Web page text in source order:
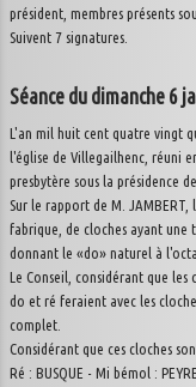
président, membres présents
Suivent 7 signatures.
Séance du dimanche 6
L'an mil huit cent quatre vingt
l'église de Villegailhenc, réuni
presbytère sous la présidence
Sur le rapport de M.
fabrique, de cloches ayant
donnant le «do» naturel à
Le Conseil, considérant que
do et ré feraient avec les
complet.
Considérant que ces cloches
Ré : BUSQUE - Mi bémol :